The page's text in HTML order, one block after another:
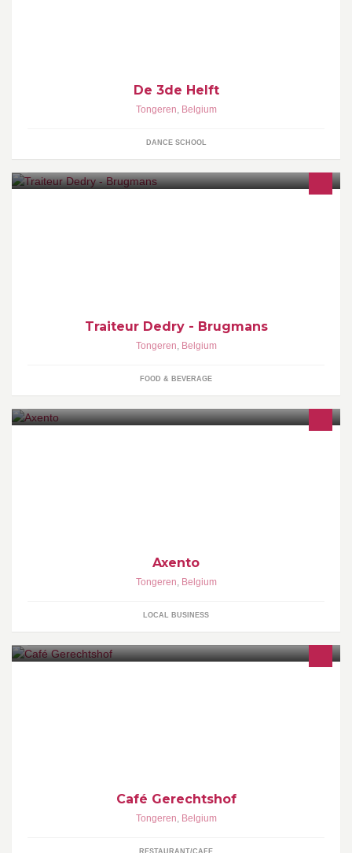
De 3de Helft
Tongeren, Belgium
DANCE SCHOOL
Traiteur Dedry - Brugmans
Tongeren, Belgium
FOOD & BEVERAGE
Axento
Tongeren, Belgium
LOCAL BUSINESS
Café Gerechtshof
Tongeren, Belgium
RESTAURANT/CAFE